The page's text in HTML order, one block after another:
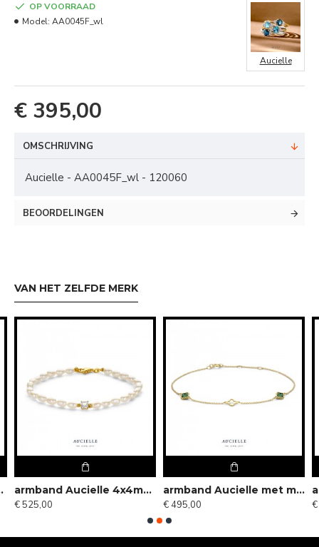
€ 395,00
OP VOORRAAD
Model: AA0045F_wl
Aucielle
OMSCHRIJVING
Aucielle - AA0045F_wl - 120060
BEOORDELINGEN
VAN HET ZELFDE MERK
- 119114
armband Aucielle 4x4mm white Topaz cushion - 119113
€ 525,00
armband Aucielle met malachiet - 118635
€ 495,00